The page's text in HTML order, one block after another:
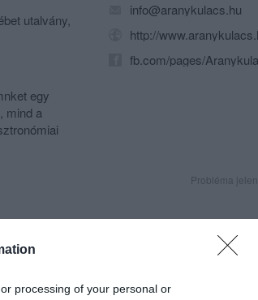
processing of your personal or
utalvány,
egy
mind a
info@aranykulacs.hu
http://
Probléma